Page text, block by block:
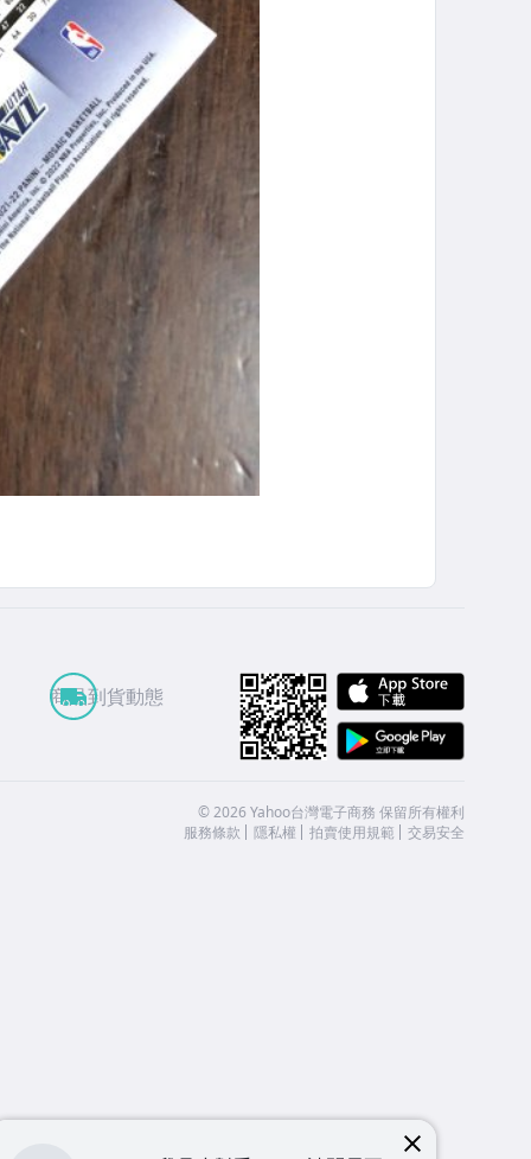
商品到貨動態
©2026 Yahoo台灣電子商務 保留所有權利
服務條款
隱私權 拍賣使用規範 交易安全